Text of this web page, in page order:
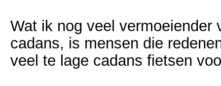
Wat ik nog veel vermoeiender
cadans, is mensen die
veel te lage cadans fietsen